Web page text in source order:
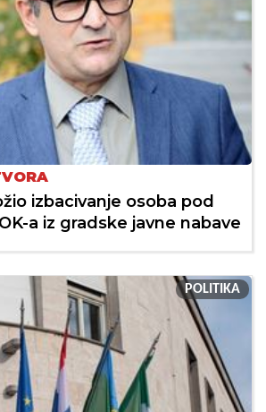
izbacivanje osoba pod
a iz gradske javne nabave
POLITIKA